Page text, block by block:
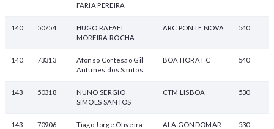
FARIA PEREIRA
140 50754
HUGO RAFAEL
MOREIRA ROCHA
ARC PONTE NOVA 540
140 73313
Afonso Cortesão Gil
Antunes dos Santos
BOA HORA FC 540
143 50318
NUNO SERGIO
SIMOES SANTOS
CTM LISBOA 530
143 70906
Tiago Jorge Oliveira
ALA GONDOMAR 530